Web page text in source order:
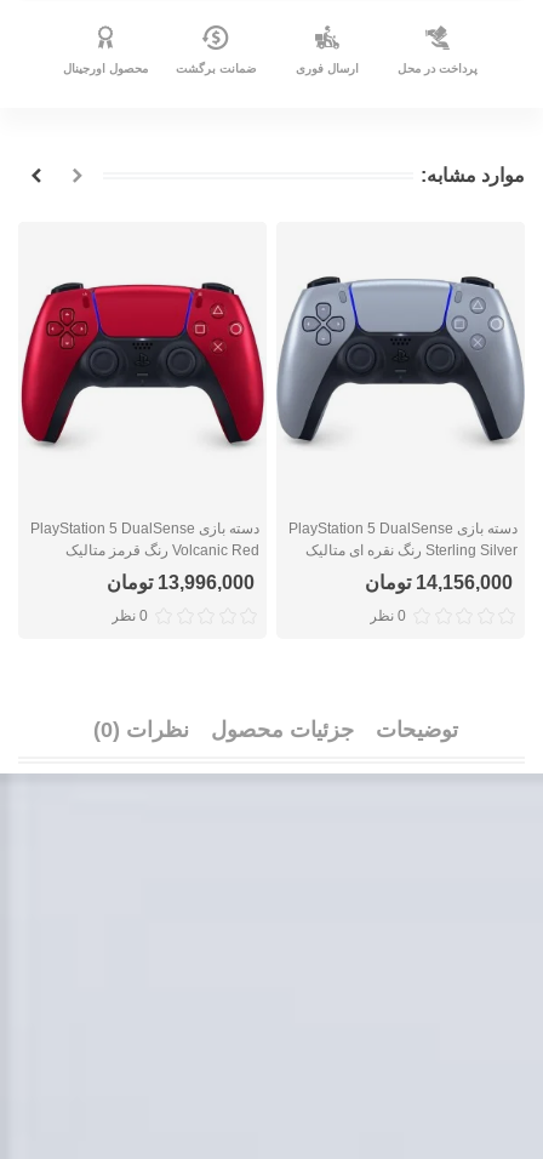
پرداخت در محل ارسال فوری ضمانت برگشت محصول اورجینال
موارد مشابه:
دسته بازی PlayStation 5 DualSense
Sterling Silver رنگ نقره ای متالیک
14,156,000 تومان
0 نظر
دسته بازی PlayStation 5 DualSense
Volcanic Red رنگ قرمز متالیک
13,996,000 تومان
0 نظر
توضیحات جزئیات محصول نظرات (0)